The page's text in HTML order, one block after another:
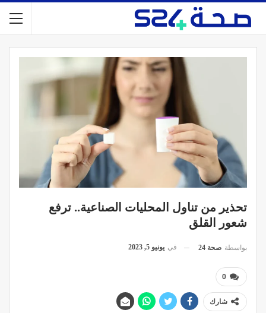
تحذير من تناول المحليات الصناعية.. ترفع
شعور القلق
بواسطة صحة 24 في يونيو 5, 2023
0
شارك